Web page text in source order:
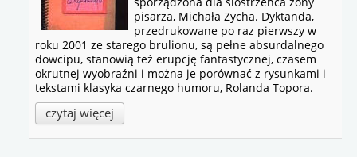
pisarza, Michała Zycha. Dyktanda,
przedrukowane po raz pierwszy w
roku 2001 ze starego brulionu, są pełne absurdalnego
dowcipu, stanowią też erupcję fantastycznej, czasem
okrutnej wyobraźni i można je porównać z rysunkami i
tekstami klasyka czarnego humoru, Rolanda Topora.
czytaj więcej